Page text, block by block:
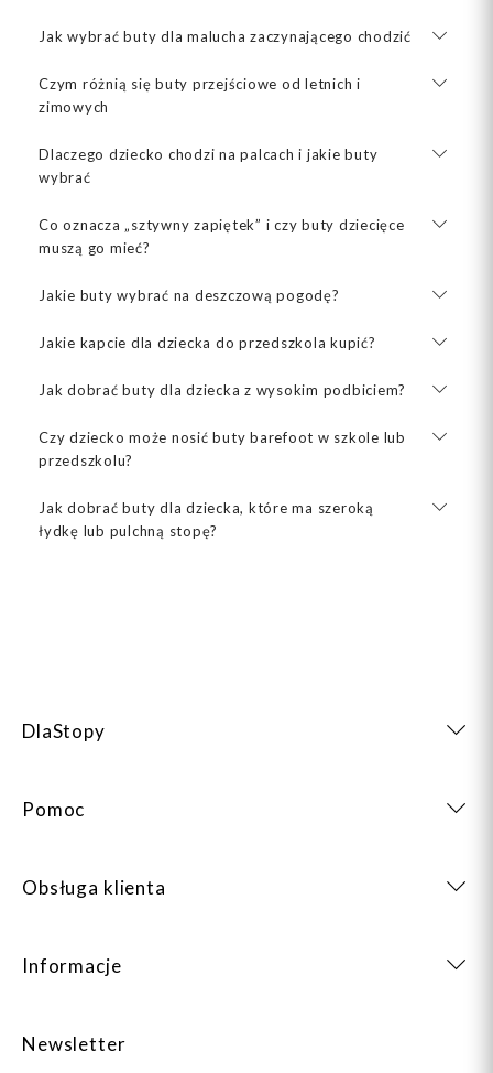
Jak wybrać buty dla malucha zaczynającego chodzić
Czym różnią się buty przejściowe od letnich i
zimowych
Dlaczego dziecko chodzi na palcach i jakie buty
wybrać
Co oznacza „sztywny zapiętek” i czy buty dziecięce
muszą go mieć?
Jakie buty wybrać na deszczową pogodę?
Jakie kapcie dla dziecka do przedszkola kupić?
Jak dobrać buty dla dziecka z wysokim podbiciem?
Czy dziecko może nosić buty barefoot w szkole lub
przedszkolu?
Jak dobrać buty dla dziecka, które ma szeroką
łydkę lub pulchną stopę?
DlaStopy
Pomoc
Obsługa klienta
Informacje
Newsletter